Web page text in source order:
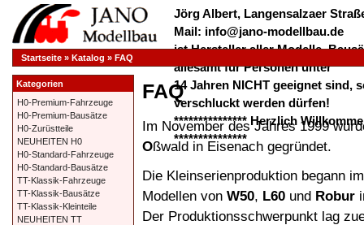
Jörg Albert, Langensalzaer
Mail: info@jano-modellbau.de
ist Hersteller aller Modelle,
allesamt für Personen unter
14 Jahren NICHT geeignet sind,
verschluckt werden dürfen!
*************** Herzlich
***************
Startseite » Katalog » FAQ
FAQ
Im November des Jahres 1999
Oßwald in Eisenach gegründet.
Die Kleinserienproduktion begann
Modellen von W50, L60 und Robur
Der Produktionsschwerpunkt lag
Kategorien
H0-Premium-Fahrzeuge
H0-Premium-Bausätze
H0-Zurüstteile
NEUHEITEN H0
H0-Standard-Fahrzeuge
H0-Standard-Bausätze
TT-Klassik-Fahrzeuge
TT-Klassik-Bausätze
TT-Klassik-Kleinteile
NEUHEITEN TT